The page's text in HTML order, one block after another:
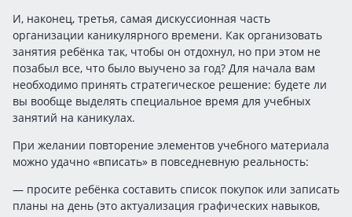
И, наконец, третья, самая дискуссионная часть
организации каникулярного времени. Как организовать
занятия ребёнка так, чтобы он отдохнул, но при этом не
позабыл все, что было выучено за год? Для начала вам
необходимо принять стратегическое решение: будете ли
вы вообще выделять специальное время для учебных
занятий на каникулах.
При желании повторение элементов учебного материала
можно удачно «вписать» в повседневную реальность:
— просите ребёнка составить список покупок или записать
планы на день (это актуализация графических навыков,